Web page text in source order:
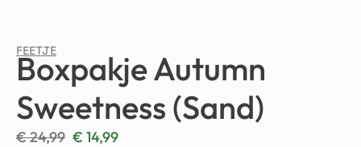
FEETJE
Boxpakje Autumn
Sweetness (Sand)
€24,99 € 14,99